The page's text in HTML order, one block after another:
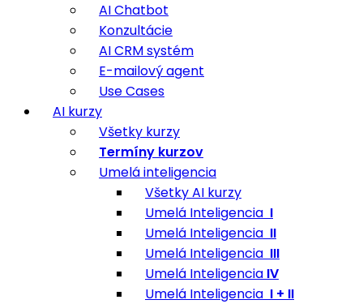
AI Chatbot
Konzultácie
AI CRM systém
E-mailový agent
Use Cases
AI kurzy
Všetky kurzy
Termíny kurzov
Umelá inteligencia
Všetky AI kurzy
Umelá Inteligencia I
Umelá Inteligencia II
Umelá Inteligencia III
Umelá Inteligencia IV
Umelá Inteligencia I + II